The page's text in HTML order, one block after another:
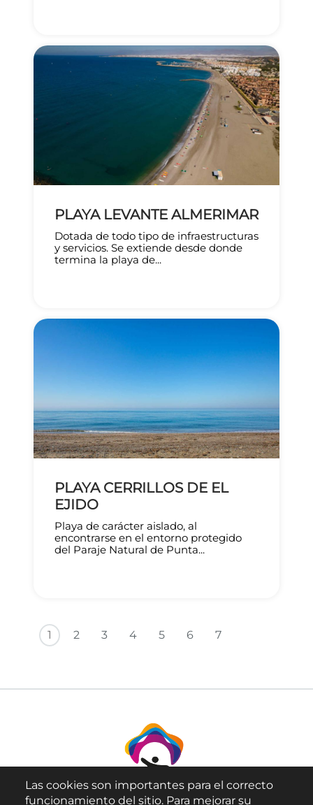
PLAYA LEVANTE ALMERIMAR
Dotada de todo tipo de infraestructuras
y servicios. Se extiende desde donde
termina la playa de...
PLAYA CERRILLOS DE EL
EJIDO
Playa de carácter aislado, al
encontrarse en el entorno protegido
del Paraje Natural de Punta...
Paginación
1 2 3 4 5 6 7
Las cookies son importantes para el correcto
funcionamiento del sitio. Para mejorar su